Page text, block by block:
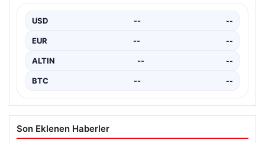
Kurulu, nisan ayı faiz kararını açıklamak üzere
toplanıyor.…
USD -- --
EUR -- --
ALTIN -- --
BTC -- --
Son Eklenen Haberler